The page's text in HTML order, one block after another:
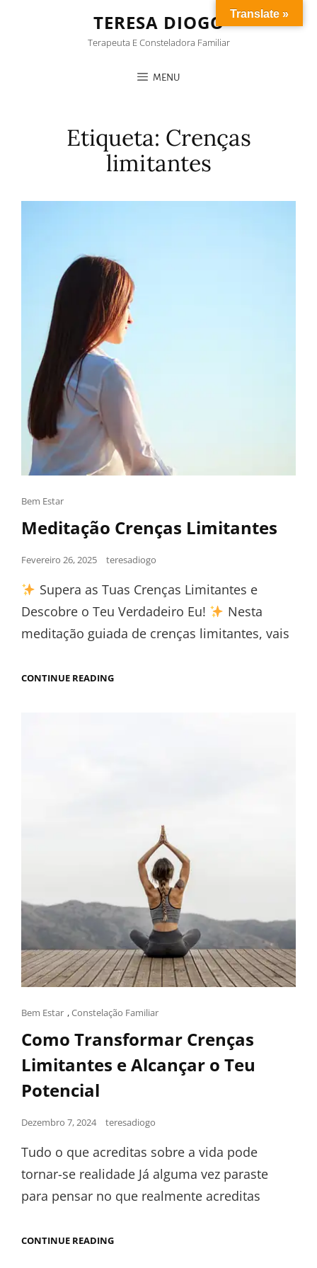
TERESA DIOGO
Terapeuta E Consteladora Familiar
MENU
Etiqueta: Crenças
limitantes
Bem Estar
Meditação Crenças Limitantes
Fevereiro 26, 2025 teresadiogo
Supera as Tuas Crenças Limitantes e
Descobre o Teu Verdadeiro Eu!
Nesta
meditação guiada de crenças limitantes, vais
CONTINUE READING
Bem Estar ,Constelação Familiar
Como Transformar Crenças
Limitantes e Alcançar o Teu
Potencial
Dezembro 7, 2024 teresadiogo
Tudo o que acreditas sobre a vida pode
tornar-se realidade Já alguma vez paraste
para pensar no que realmente acreditas
CONTINUE READING
Translate »